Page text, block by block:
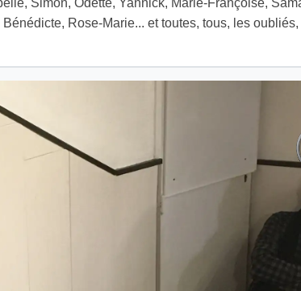
Simon, Odette, Yannick, Marie-Françoise,
Rose-Marie... et toutes, tous, les